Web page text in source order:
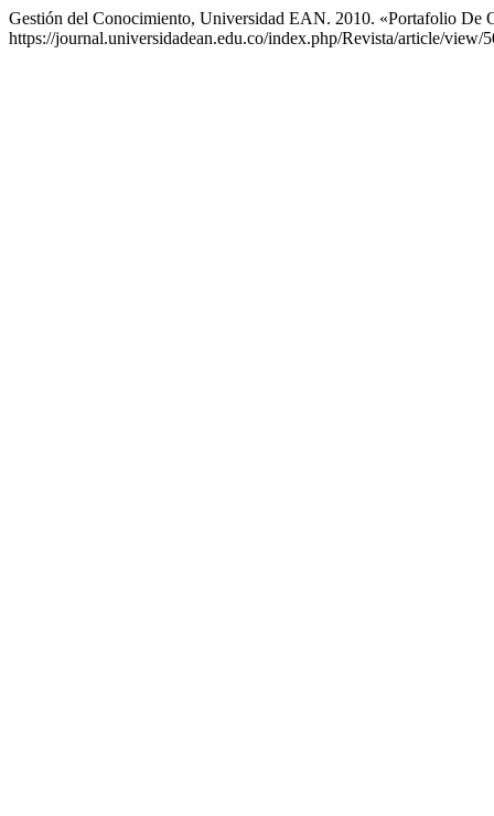
Gestión del Conocimiento, Universidad EAN. 2010. «Portafolio De
https://journal.universidadean.edu.co/index.php/Revista/article/view/